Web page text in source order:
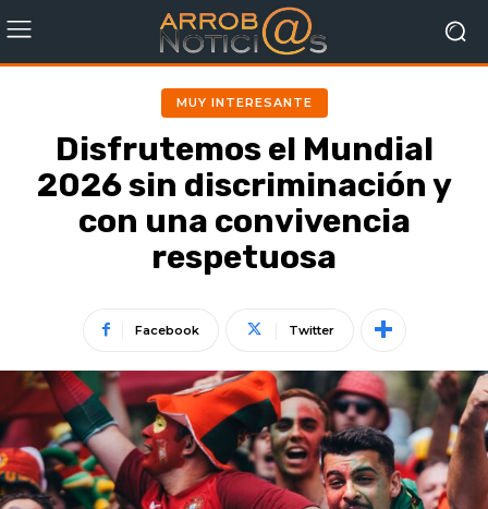
MUY INTERESANTE
Disfrutemos el Mundial
2026 sin discriminación y
con una convivencia
respetuosa
Facebook Twitter